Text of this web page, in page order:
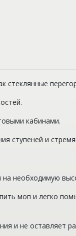
стеклянные
кабинами.
ступеней и
на необходимую
моп и легко
и не оставляет